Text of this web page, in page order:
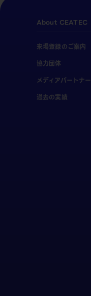
About CEATEC
来場登録のご案内
協力団体
メディアパートナー
過去の実績